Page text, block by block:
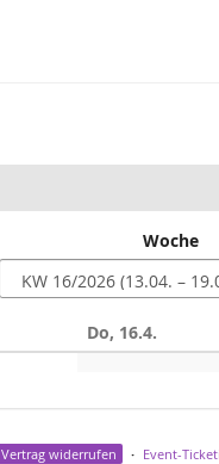
Woche
Do, 16.4.
Vertrag widerrufen Event-